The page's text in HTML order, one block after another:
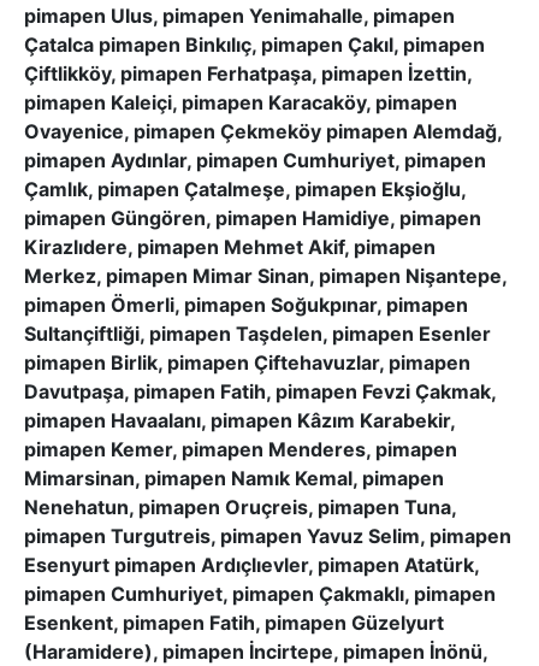
pimapen Ulus, pimapen Yenimahalle, pimapen
Çatalca pimapen Binkılıç, pimapen Çakıl, pimapen
Çiftlikköy, pimapen Ferhatpaşa, pimapen İzettin,
pimapen Kaleiçi, pimapen Karacaköy, pimapen
Ovayenice, pimapen Çekmeköy pimapen Alemdağ,
pimapen Aydınlar, pimapen Cumhuriyet, pimapen
Çamlık, pimapen Çatalmeşe, pimapen Ekşioğlu,
pimapen Güngören, pimapen Hamidiye, pimapen
Kirazlıdere, pimapen Mehmet Akif, pimapen
Merkez, pimapen Mimar Sinan, pimapen Nişantepe,
pimapen Ömerli, pimapen Soğukpınar, pimapen
Sultançiftliği, pimapen Taşdelen, pimapen Esenler
pimapen Birlik, pimapen Çiftehavuzlar, pimapen
Davutpaşa, pimapen Fatih, pimapen Fevzi Çakmak,
pimapen Havaalanı, pimapen Kâzım Karabekir,
pimapen Kemer, pimapen Menderes, pimapen
Mimarsinan, pimapen Namık Kemal, pimapen
Nenehatun, pimapen Oruçreis, pimapen Tuna,
pimapen Turgutreis, pimapen Yavuz Selim, pimapen
Esenyurt pimapen Ardıçlıevler, pimapen Atatürk,
pimapen Cumhuriyet, pimapen Çakmaklı, pimapen
Esenkent, pimapen Fatih, pimapen Güzelyurt
(Haramidere), pimapen İncirtepe, pimapen İnönü,